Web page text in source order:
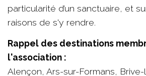
particularité d’un sanctuaire, et
raisons de s'y rendre.
Rappel des destinations
l'association :
Alençon, Ars-sur-Formans, Brive-